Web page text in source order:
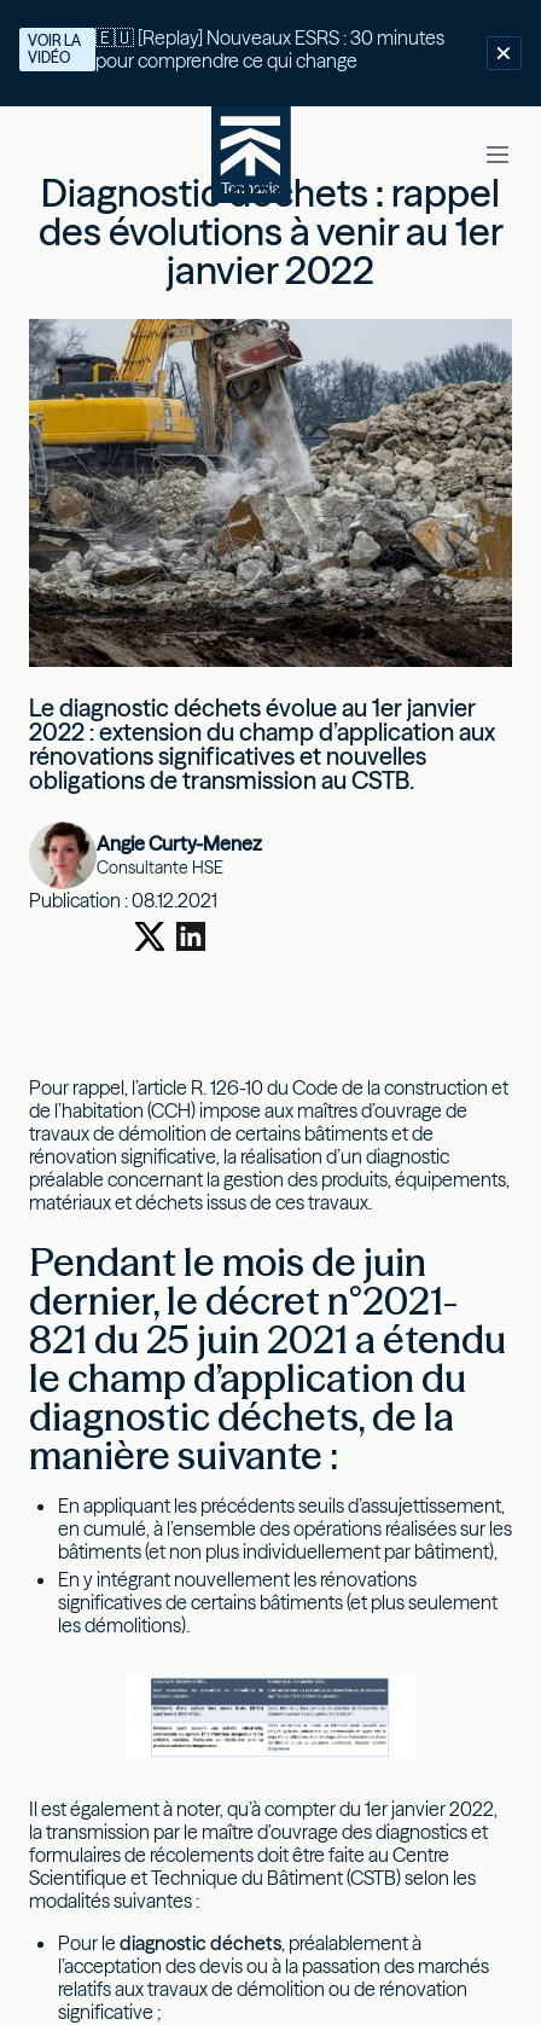
🇪🇺 [Replay] Nouveaux ESRS : 30 minutes
pour comprendre ce qui change
VOIR LA
VIDÉO
Diagnostic déchets : rappel
des évolutions à venir au 1er
janvier 2022
Le diagnostic déchets évolue au 1er janvier
2022 : extension du champ d’application aux
rénovations significatives et nouvelles
obligations de transmission au CSTB.
Angie Curty-Menez
Consultante HSE
Publication :08.12.2021
Pour rappel, l’article R. 126-10 du Code de la construction et
de l’habitation (CCH) impose aux maîtres d’ouvrage de
travaux de démolition de certains bâtiments et de
rénovation significative, la réalisation d’un diagnostic
préalable concernant la gestion des produits, équipements,
matériaux et déchets issus de ces travaux.
Pendant le mois de juin
dernier, le décret n°2021-
821 du 25 juin 2021 a étendu
le champ d’application du
diagnostic déchets,de la
manière suivante :
En appliquant les précédents seuils d’assujettissement,
en cumulé, à l’ensemble des opérations réalisées sur les
bâtiments (et non plus individuellement par bâtiment),
En y intégrant nouvellement les rénovations
significatives de certains bâtiments (et plus seulement
les démolitions).
Il est également à noter, qu’à compter du 1er janvier 2022,
la transmission par le maître d’ouvrage des diagnostics et
formulaires de récolements doit être faite au Centre
Scientifique et Technique du Bâtiment (CSTB) selon les
modalités suivantes :
Pour le diagnostic déchets , préalablement à
l’acceptation des devis ou à la passation des marchés
relatifs aux travaux de démolition ou de rénovation
significative ;